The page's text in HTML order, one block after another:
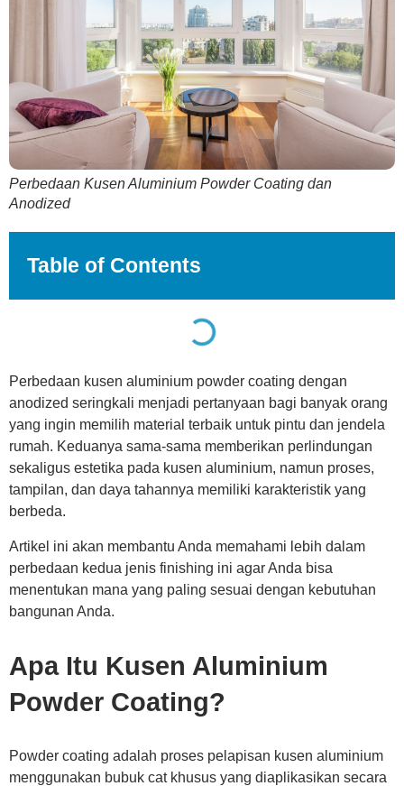
Perbedaan Kusen Aluminium Powder Coating dan
Anodized
Table of Contents
Perbedaan kusen aluminium powder coating dengan
anodized seringkali menjadi pertanyaan bagi banyak orang
yang ingin memilih material terbaik untuk pintu dan jendela
rumah. Keduanya sama-sama memberikan perlindungan
sekaligus estetika pada kusen aluminium, namun proses,
tampilan, dan daya tahannya memiliki karakteristik yang
berbeda.
Artikel ini akan membantu Anda memahami lebih dalam
perbedaan kedua jenis finishing ini agar Anda bisa
menentukan mana yang paling sesuai dengan kebutuhan
bangunan Anda.
Apa Itu Kusen Aluminium
Powder Coating?
Powder coating adalah proses pelapisan kusen aluminium
menggunakan bubuk cat khusus yang diaplikasikan secara